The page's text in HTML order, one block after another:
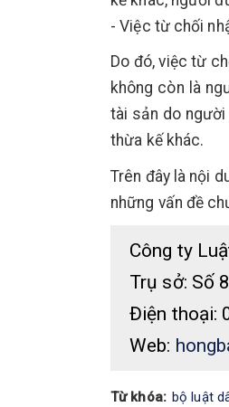
- Việc từ chối
Do đó, việc từ
không còn là
tài sản do người
thừa kế khác.
Trên đây là nội
những vấn đề
Công ty
Trụ sở: Số
Điện thoại:
Web:
Từ khóa: bộ luật